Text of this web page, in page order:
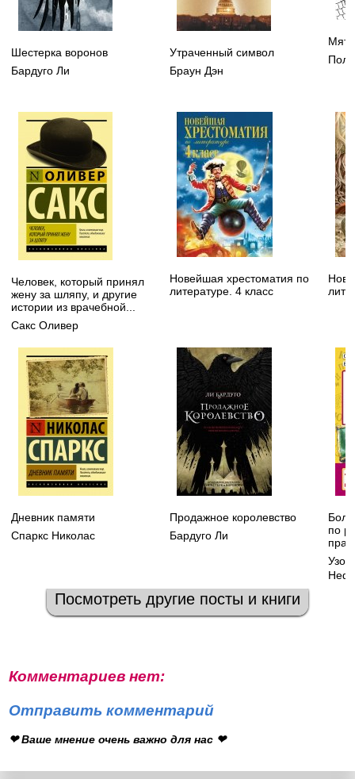
Шестерка воронов
Бардуго Ли
Утраченный символ
Браун Дэн
Человек, который принял
жену за шляпу, и другие
истории из врачебной...
Сакс Оливер
Новейшая хрестоматия по
литературе. 4 класс
Дневник памяти
Спаркс Николас
Продажное королевство
Бардуго Ли
по
Посмотреть другие посты и книги
Комментариев нет:
Отправить комментарий
❤ Ваше мнение очень важно для нас ❤